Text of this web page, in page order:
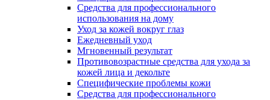
Средства для профессионального
использования на дому
Уход за кожей вокруг глаз
Ежедневный уход
Мгновенный результат
Противовозрастные средства для ухода за
кожей лица и декольте
Специфические проблемы кожи
Средства для профессионального